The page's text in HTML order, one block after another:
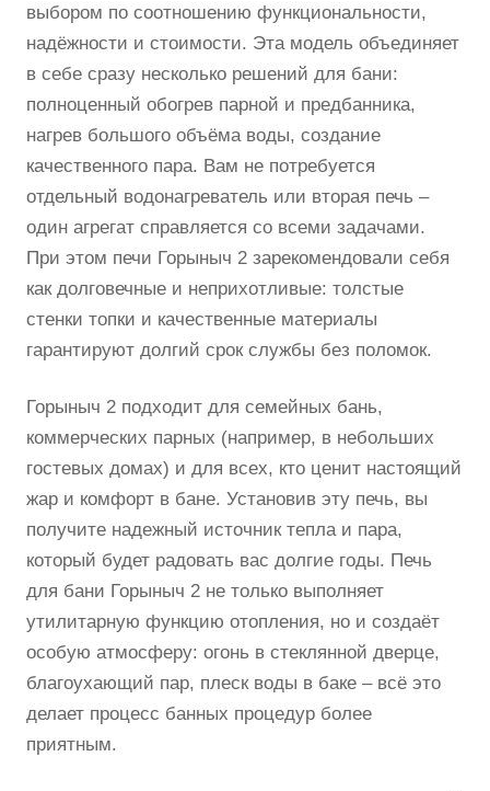
выбором по соотношению функциональности,
надёжности и стоимости. Эта модель объединяет
в себе сразу несколько решений для бани:
полноценный обогрев парной и предбанника,
нагрев большого объёма воды, создание
качественного пара. Вам не потребуется
отдельный водонагреватель или вторая печь –
один агрегат справляется со всеми задачами.
При этом печи Горыныч 2 зарекомендовали себя
как долговечные и неприхотливые: толстые
стенки топки и качественные материалы
гарантируют долгий срок службы без поломок.
Горыныч 2 подходит для семейных бань,
коммерческих парных (например, в небольших
гостевых домах) и для всех, кто ценит настоящий
жар и комфорт в бане. Установив эту печь, вы
получите надежный источник тепла и пара,
который будет радовать вас долгие годы. Печь
для бани Горыныч 2 не только выполняет
утилитарную функцию отопления, но и создаёт
особую атмосферу: огонь в стеклянной дверце,
благоухающий пар, плеск воды в баке – всё это
делает процесс банных процедур более
приятным.